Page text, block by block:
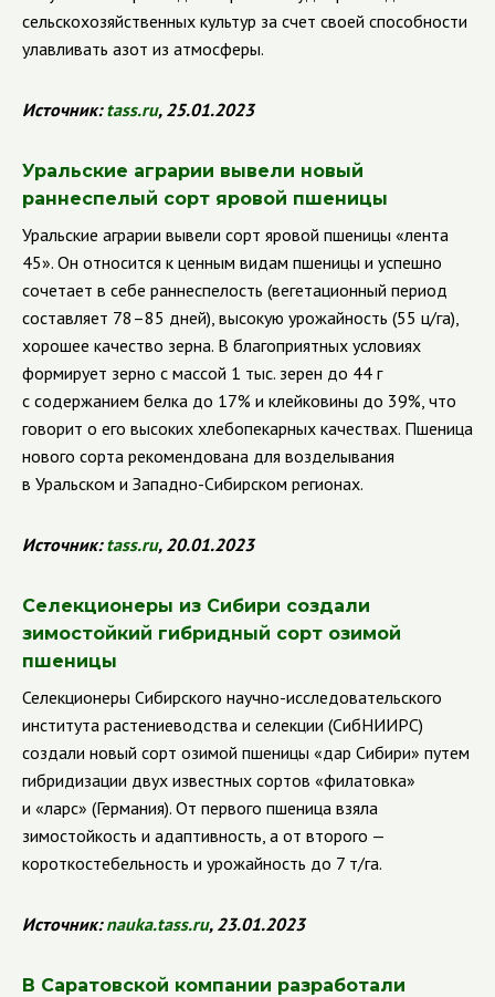
сельскохозяйственных культур за счет своей способности
улавливать азот из атмосферы.
Источник:tass.ru, 25.01.2023
Уральские аграрии вывели новый
раннеспелый сорт яровой пшеницы
Уральские аграрии вывели сорт яровой пшеницы «лента
45». Он относится к ценным видам пшеницы и успешно
сочетает в себе раннеспелость (вегетационный период
составляет 78–85 дней), высокую урожайность (55 ц/га),
хорошее качество зерна. В благоприятных условиях
формирует зерно с массой 1 тыс. зерен до 44 г
с содержанием белка до 17% и клейковины до 39%, что
говорит о его высоких хлебопекарных качествах. Пшеница
нового сорта рекомендована для возделывания
в Уральском и Западно-Сибирском регионах.
Источник:tass.ru,20.01.2023
Селекционеры из Сибири создали
зимостойкий гибридный сорт озимой
пшеницы
Селекционеры Сибирского научно-исследовательского
института растениеводства и селекции (СибНИИРС)
создали новый сорт озимой пшеницы «дар Сибири» путем
гибридизации двух известных сортов «филатовка»
и «ларс» (Германия). От первого пшеница взяла
зимостойкость и адаптивность, а от второго —
короткостебельность и урожайность до 7 т/га.
Источник:nauka.tass.ru,23.01.2023
В Саратовской компании разработали